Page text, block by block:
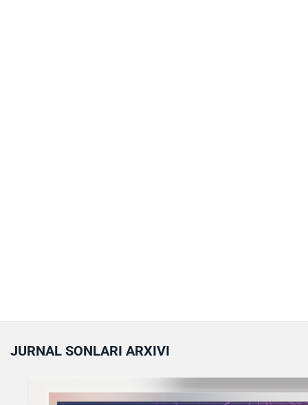
JURNAL SONLARI ARXIVI